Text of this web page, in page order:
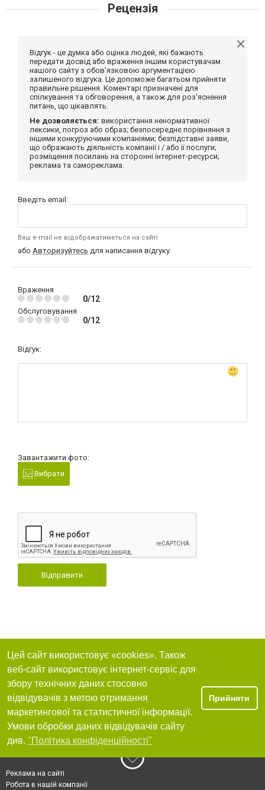
Рецензія
Відгук - це думка або оцінка людей, які бажають
передати досвід або враження іншим користувачам
нашого сайту з обов'язковою аргументацією
залишеного відгука. Це допоможе багатьом прийняти
правильне рішення. Коментарі призначені для
спілкування та обговорення, а також для роз'яснення
питань, що цікавлять.
Не дозволяється: використання ненормативної
лексики, погроз або образ; безпосереднє порівняння з
іншими конкуруючими компаніями; безпідставні заяви,
що ображають діяльність компанії і / або її послуги;
розміщення посилань на сторонні інтернет-ресурси;
реклама та самореклама.
Введіть email:
Ваш e-mail не відображатиметься на сайті
або Авторизуйтесь для написання відгуку
Враження
0/12
Обслуговування
0/12
Відгук:
Завантажити фото:
Вибрати
Відправити
Цей сайт використовує «cookies». Також
веб-сайт використовує інтернет-сервіс для
збору технічних даних стосовно
відвідувачів з метою отримання
маркетингової та статистичної інформації.
Умови обробки даних відвідувачів сайту
див. "Політика конфіденційності"
Прийняти
Реклама на сайті
Робота в нашій компанії